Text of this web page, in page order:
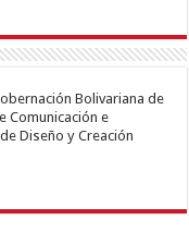
Bolivariana de
Comunicación e
Diseño y Creación